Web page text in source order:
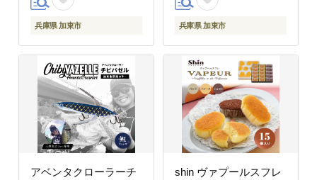
兵庫県 加東市 兵庫県 加東市
アベンタクローラーチ
shin ヴァプールスフレ